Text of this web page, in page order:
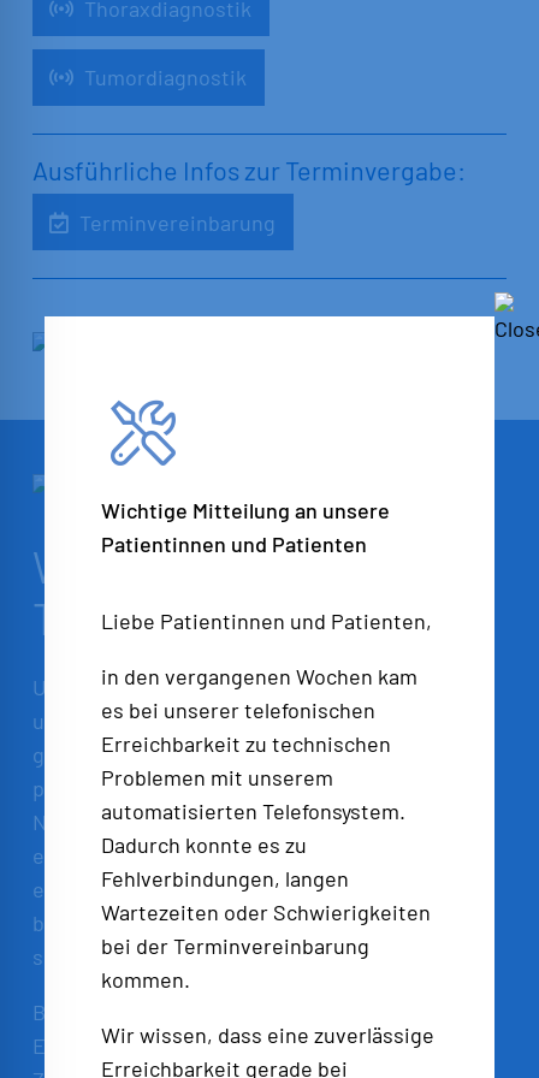
Thoraxdiagnostik
Tumordiagnostik
Ausführliche Infos zur Terminvergabe:
Terminvereinbarung
Werden Sie Teil unseres
Teams!
Unsere Radiologie in München sucht motivierte
und engagierte Mitarbeiter, die mit uns
gemeinsam modernste Diagnostik und
patientenorientierte Betreuung auf höchstem
Niveau anbieten möchten. Wir bieten Ihnen
einen Arbeitsplatz mit hochmodernen Geräten,
ein freundliches und kollegiales Team sowie
beste Entwicklungsmöglichkeiten in einem
spannenden medizinischen Umfeld.
Bringen Sie Ihre Fachkompetenz und Ihr
Einfühlungsvermögen ein und gestalten Sie die
Wichtige Mitteilung an unsere
Patientinnen und Patienten
Liebe Patientinnen und Patienten,
in den vergangenen Wochen kam
es bei unserer telefonischen
Erreichbarkeit zu technischen
Problemen mit unserem
automatisierten Telefonsystem.
Dadurch konnte es zu
Fehlverbindungen, langen
Wartezeiten oder Schwierigkeiten
bei der Terminvereinbarung
kommen.
Wir wissen, dass eine zuverlässige
Erreichbarkeit gerade bei